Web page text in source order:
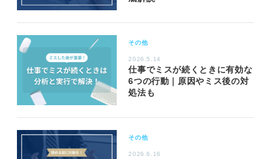
その他
2026.5.14
仕事でミスが続くときに有効な
6つの行動｜原因やミス後の対
処法も
その他
2026.6.16